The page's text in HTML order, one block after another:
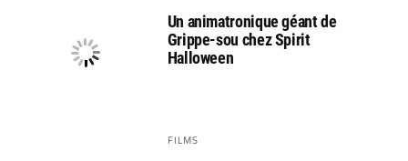
Un animatronique géant de
Grippe-sou chez Spirit
Halloween
FILMS